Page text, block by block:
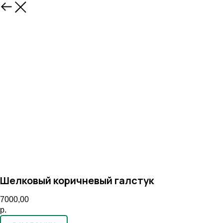
Назад
Шелковый коричневый галстук
7000,00
р.